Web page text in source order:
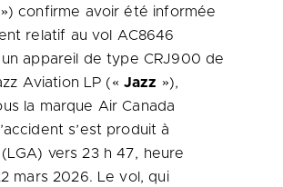
») confirme avoir été informée
relatif au vol AC8646
un appareil de type CRJ900 de
Aviation LP (« Jazz »),
la marque Air Canada
s’est produit à
(LGA) vers 23 h 47, heure
mars 2026. Le vol, qui